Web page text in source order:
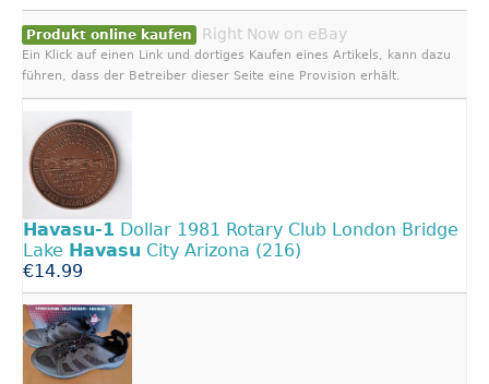
Produkt online kaufen Right Now on eBay
Ein Klick auf einen Link und dortiges Kaufen eines Artikels, kann dazu
führen, dass der Betreiber dieser Seite eine Provision erhält.
Havasu-1 Dollar 1981 Rotary Club London Bridge
Lake Havasu City Arizona (216)
€14.99